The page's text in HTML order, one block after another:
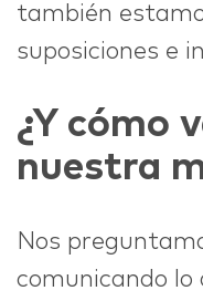
también
suposiciones e
¿Y cómo
nuestra
Nos
comunicando lo